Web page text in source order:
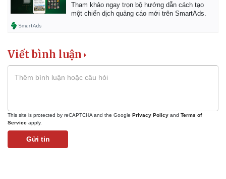
Tham khảo ngay trọn bộ hướng dẫn cách tạo
một chiến dịch quảng cáo mới trên SmartAds.
Viết bình luận
This site is protected by reCAPTCHA and the Google Privacy Policy and Terms of
Service apply.
Gửi tin